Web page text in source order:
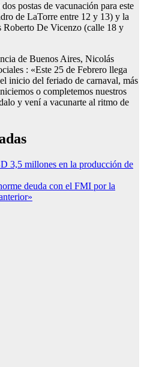
postas de vacunación para este
de LaTorre entre 12 y 13) y la
Roberto De Vicenzo (calle 18 y
de Buenos Aires, Nicolás
: «Este 25 de Febrero llega
inicio del feriado de carnaval, más
o completemos nuestros
y vení a vacunarte al ritmo de
3,5 millones en la producción de
deuda con el FMI por la